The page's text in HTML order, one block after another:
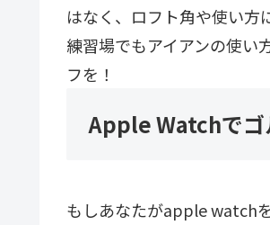
はなく、ロフト角や使い方
練習場でもアイアンの使い
フを！
Apple Watchでゴ
もしあなたがapple watch